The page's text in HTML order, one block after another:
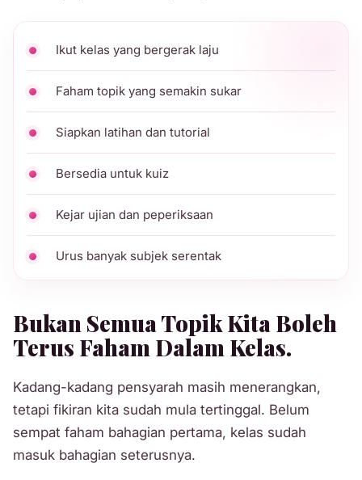
Ikut kelas yang bergerak laju
Faham topik yang semakin sukar
Siapkan latihan dan tutorial
Bersedia untuk kuiz
Kejar ujian dan peperiksaan
Urus banyak subjek serentak
Bukan Semua Topik Kita Boleh
Terus Faham Dalam Kelas.
Kadang-kadang pensyarah masih menerangkan,
tetapi fikiran kita sudah mula tertinggal. Belum
sempat faham bahagian pertama, kelas sudah
masuk bahagian seterusnya.